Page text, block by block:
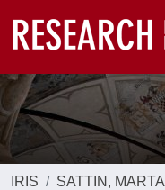
IRIS SATTIN, MARTA